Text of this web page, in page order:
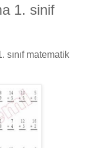
1. sinif
sınıf matematik